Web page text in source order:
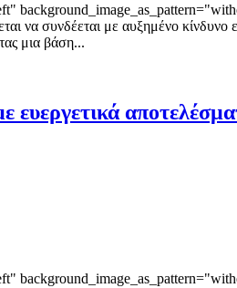
να συνδέεται με αυξημένο
μια βάση...